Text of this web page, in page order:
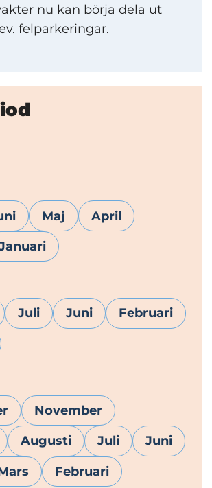
nu kan börja dela ut
felparkeringar.
Maj April
Juli Juni Februari
November
Augusti Juli Juni
Februari